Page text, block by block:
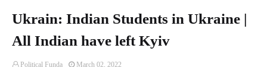
Ukrain: Indian Students in Ukraine |
All Indian have left Kyiv
Political Funda March 02, 2022